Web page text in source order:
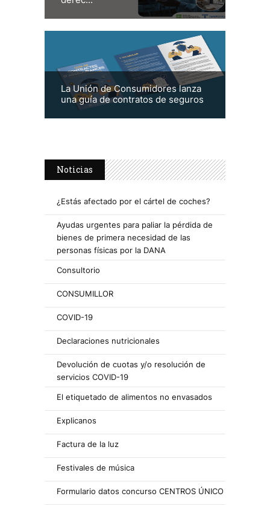
La Unión de Consumidores lanza
una guía de contratos de seguros
Noticias
¿Estás afectado por el cártel de coches?
Ayudas urgentes para paliar la pérdida de
bienes de primera necesidad de las
personas físicas por la DANA
Consultorio
CONSUMILLOR
COVID-19
Declaraciones nutricionales
Devolución de cuotas y/o resolución de
servicios COVID-19
El etiquetado de alimentos no envasados
Explicanos
Factura de la luz
Festivales de música
Formulario datos concurso CENTROS ÚNICO